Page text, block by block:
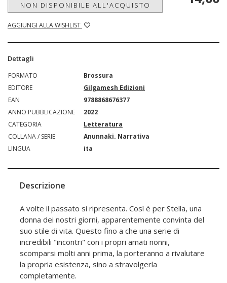
NON DISPONIBILE ALL'ACQUISTO
AGGIUNGI ALLA WISHLIST
Dettagli
FORMATO
Brossura
EDITORE
Gilgamesh Edizioni
EAN
9788868676377
ANNO PUBBLICAZIONE
2022
CATEGORIA
Letteratura
COLLANA / SERIE
Anunnaki. Narrativa
LINGUA
ita
Descrizione
A volte il passato si ripresenta. Così è per Stella, una
donna dei nostri giorni, apparentemente convinta del
suo stile di vita. Questo fino a che una serie di
incredibili "incontri" con i propri amati nonni,
scomparsi molti anni prima, la porteranno a rivalutare
la propria esistenza, sino a stravolgerla
completamente.